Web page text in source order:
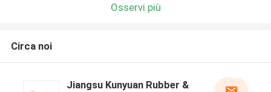
Osservi più
Circa noi
Jiangsu Kunyuan Rubber &